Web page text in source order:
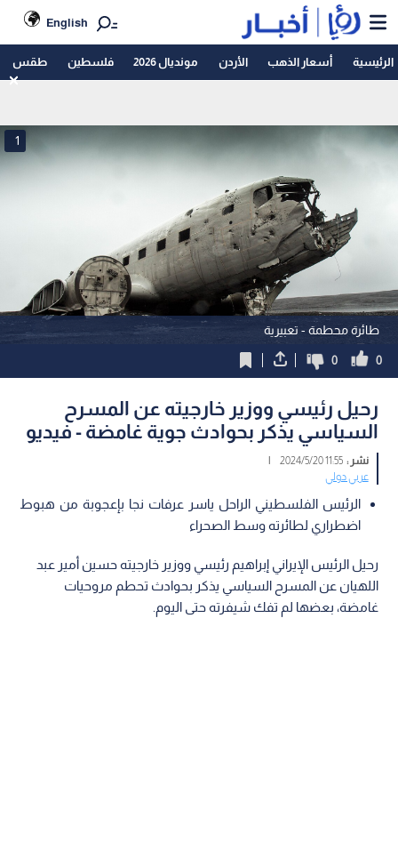
English
الرئيسية أسعار الذهب الأردن مونديال 2026 فلسطين طقس
طائرة محطمة - تعبيرية
1
0
0
رحيل رئيسي ووزير خارجيته عن المسرح
السياسي يذكر بحوادث جوية غامضة - فيديو
نشر :11:55 2024/5/20
|
عربي دولي
الرئيس الفلسطيني الراحل ياسر عرفات نجا بإعجوبة من هبوط
اضطراري لطائرته وسط الصحراء
رحيل الرئيس الإيراني إبراهيم رئيسي ووزير خارجيته حسين أمير عبد
اللهيان عن المسرح السياسي يذكر بحوادث تحطم مروحيات
غامضة، بعضها لم تفك شيفرته حتى اليوم.